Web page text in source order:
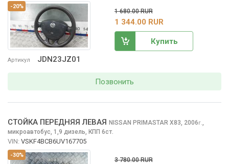
-20%
Артикул JDN23JZ01
1 680.00 RUR
1 344.00 RUR
Купить
Позвонить
-30%
СТОЙКА ПЕРЕДНЯЯ ЛЕВАЯ NISSAN PRIMASTAR X83, 2006г.,
микроавтобус, 1,9 дизель, КПП 6ст.
VIN: VSKF4BCB6UV167705
3 780.00 RUR